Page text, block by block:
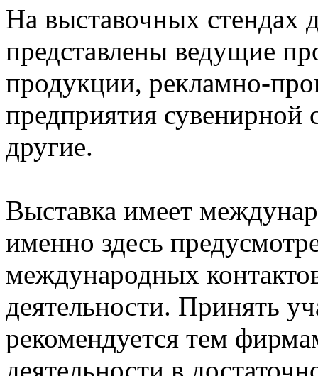
На выставочных стендах
представлены ведущие
продукции, рекламно-
предприятия сувенирной
другие.
Выставка имеет
именно здесь
международных
деятельности. Принять
рекомендуется тем